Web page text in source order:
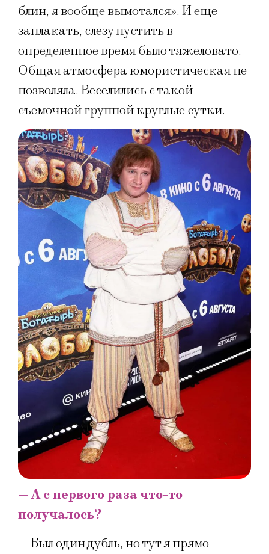
блин, я вообще вымотался». И еще
заплакать, слезу пустить в
определенное время было тяжеловато.
Общая атмосфера юмористическая не
позволяла. Веселились с такой
съемочной группой круглые сутки.
— А с первого раза что-то
получалось?
— Был один дубль, но тут я прямо